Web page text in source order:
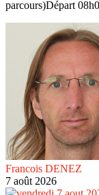
parcours)Départ
Francois DENEZ
7 août 2026